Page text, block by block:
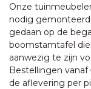
Onze
nodig
gedaan op de
boomstamtafel
aanwezig te zijn
Bestellingen
de aflevering per